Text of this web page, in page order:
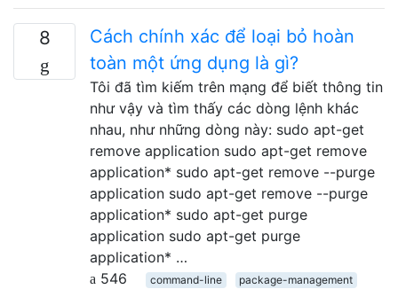
8
Cách chính xác để loại bỏ hoàn
toàn một ứng dụng là gì?
Tôi đã tìm kiếm trên mạng để biết thông tin
như vậy và tìm thấy các dòng lệnh khác
nhau, như những dòng này: sudo apt-get
remove application sudo apt-get remove
application* sudo apt-get remove --purge
application sudo apt-get remove --purge
application* sudo apt-get purge
application sudo apt-get purge
application* …
546
command-line package-management